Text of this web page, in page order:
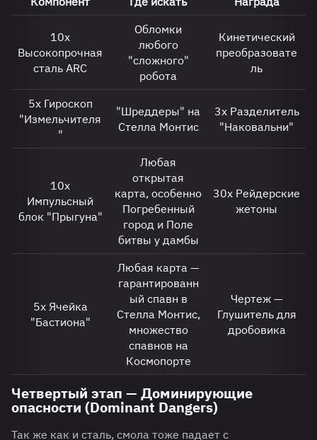
10х
Высокопрочная
сталь ARC
Обломки
любого
"сложного"
робота
Кинетический
преобразовате
ль
5х Гироскоп
"Измельчителя
"
"Шреддеры" на
Стелла Монтис
3х Разделитель
"Наковальни"
10х
Импульсный
блок "Прыгуна"
Любая
открытая
карта, особенно
Погребенный
город и Поле
битвы у дамбы
30х Рейдерские
жетоны
5х Ячейка
"Бастиона"
Любая карта —
гарантированн
ый спавн в
Стелла Монтис,
множество
спавнов на
Космопорте
Чертеж —
Глушитель для
дробовика
Четвертый этап — Доминирующие
опасности (Dominant Dangers)
Так же как и сталь, смола тоже падает с